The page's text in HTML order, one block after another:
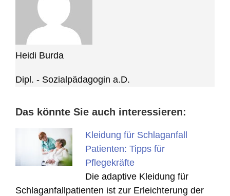
Heidi Burda
Dipl. - Sozialpädagogin a.D.
Das könnte Sie auch interessieren:
Kleidung für Schlaganfall
Patienten: Tipps für
Pflegekräfte
Die adaptive Kleidung für
Schlaganfallpatienten ist zur Erleichterung der